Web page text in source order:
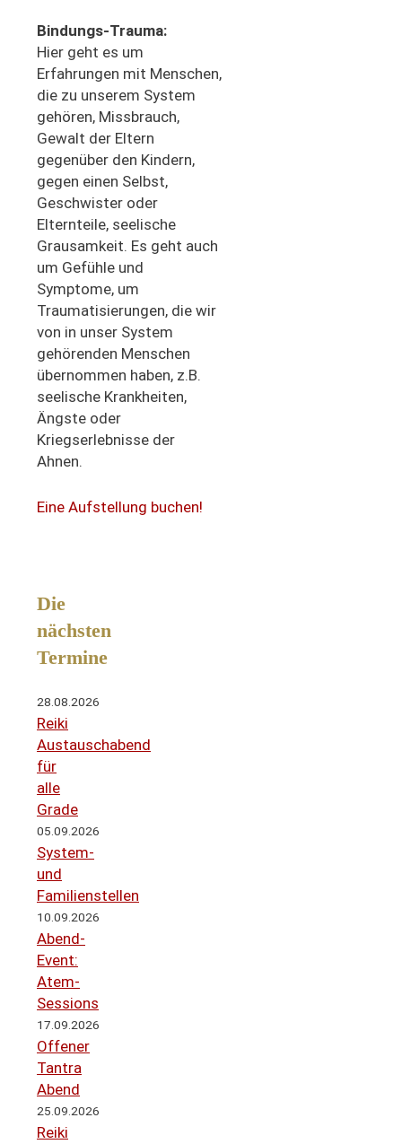
Bindungs-Trauma:
Hier geht es um
Erfahrungen mit Menschen,
die zu unserem System
gehören, Missbrauch,
Gewalt der Eltern
gegenüber den Kindern,
gegen einen Selbst,
Geschwister oder
Elternteile, seelische
Grausamkeit. Es geht auch
um Gefühle und
Symptome, um
Traumatisierungen, die wir
von in unser System
gehörenden Menschen
übernommen haben, z.B.
seelische Krankheiten,
Ängste oder
Kriegserlebnisse der
Ahnen.
Eine Aufstellung buchen!
Die
nächsten
Termine
28.08.2026
Reiki
Austauschabend
für
alle
Grade
05.09.2026
System-
und
Familienstellen
10.09.2026
Abend-
Event:
Atem-
Sessions
17.09.2026
Offener
Tantra
Abend
25.09.2026
Reiki